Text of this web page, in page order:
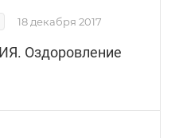
18 декабря 2017
Оздоровление